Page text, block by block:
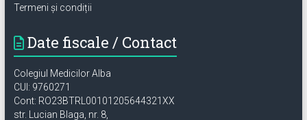
Termeni și condiții
Date fiscale / Contact
Colegiul Medicilor Alba
CUI: 9760271
Cont: RO23BTRL00101205644321XX
str. Lucian Blaga, nr. 8,